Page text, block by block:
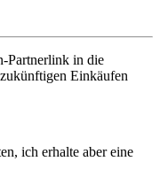
Partnerlink in die
Einkäufen
ich erhalte aber eine